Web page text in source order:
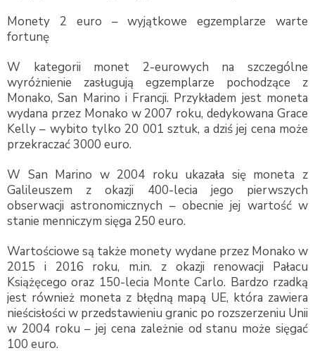
Monety 2 euro – wyjątkowe egzemplarze warte
fortunę
W kategorii monet 2-eurowych na szczególne
wyróżnienie zasługują egzemplarze pochodzące z
Monako, San Marino i Francji. Przykładem jest moneta
wydana przez Monako w 2007 roku, dedykowana Grace
Kelly – wybito tylko 20 001 sztuk, a dziś jej cena może
przekraczać 3000 euro.
W San Marino w 2004 roku ukazała się moneta z
Galileuszem z okazji 400-lecia jego pierwszych
obserwacji astronomicznych – obecnie jej wartość w
stanie menniczym sięga 250 euro.
Wartościowe są także monety wydane przez Monako w
2015 i 2016 roku, m.in. z okazji renowacji Pałacu
Książęcego oraz 150-lecia Monte Carlo. Bardzo rzadką
jest również moneta z błędną mapą UE, która zawiera
nieścisłości w przedstawieniu granic po rozszerzeniu Unii
w 2004 roku – jej cena zależnie od stanu może sięgać
100 euro.